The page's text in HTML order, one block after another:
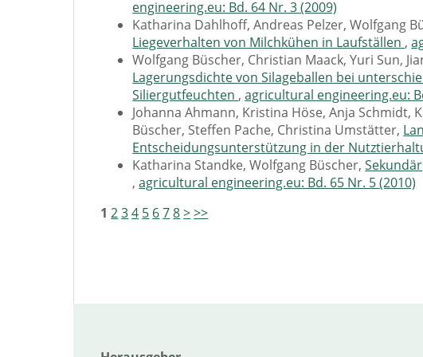
engineering.eu: Bd. 64 Nr. 3 (2009)
Katharina Dahlhoff, Andreas Pelzer, Wolfgang
Liegeverhalten von Milchkühen in Laufställen ,
Wolfgang Büscher, Christian Maack, Yuri Sun,
Lagerungsdichte von Silageballen bei
Siliergutfeuchten ,agricultural engineering.eu:
Johanna Ahmann, Kristina Höse, Anja Schmidt,
Büscher, Steffen Pache, Christina Umstätter,
Entscheidungsunterstützung in der
Katharina Standke, Wolfgang Büscher,
,agricultural engineering.eu: Bd. 65 Nr. 5 (2010)
1 234 5 678>>>